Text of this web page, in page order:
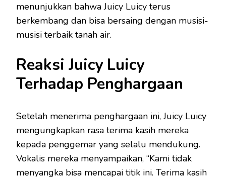
menunjukkan bahwa Juicy Luicy terus
berkembang dan bisa bersaing dengan musisi-
musisi terbaik tanah air.
Reaksi Juicy Luicy
Terhadap Penghargaan
Setelah menerima penghargaan ini, Juicy Luicy
mengungkapkan rasa terima kasih mereka
kepada penggemar yang selalu mendukung.
Vokalis mereka menyampaikan, “Kami tidak
menyangka bisa mencapai titik ini. Terima kasih